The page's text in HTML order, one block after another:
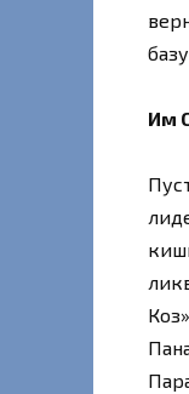
Им